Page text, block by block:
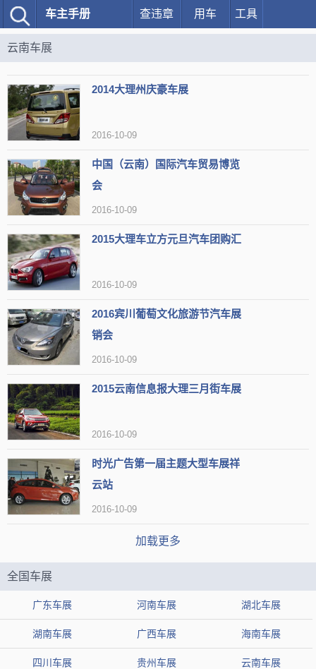
车主手册 查违章 用车 工具
云南车展
2014大理州庆豪车展
2016-10-09
中国（云南）国际汽车贸易博览
会
2016-10-09
2015大理车立方元旦汽车团购汇
2016-10-09
2016宾川葡萄文化旅游节汽车展
销会
2016-10-09
2015云南信息报大理三月街车展
2016-10-09
时光广告第一届主题大型车展祥
云站
2016-10-09
加载更多
全国车展
广东车展 河南车展 湖北车展
湖南车展 广西车展 海南车展
四川车展 贵州车展 云南车展